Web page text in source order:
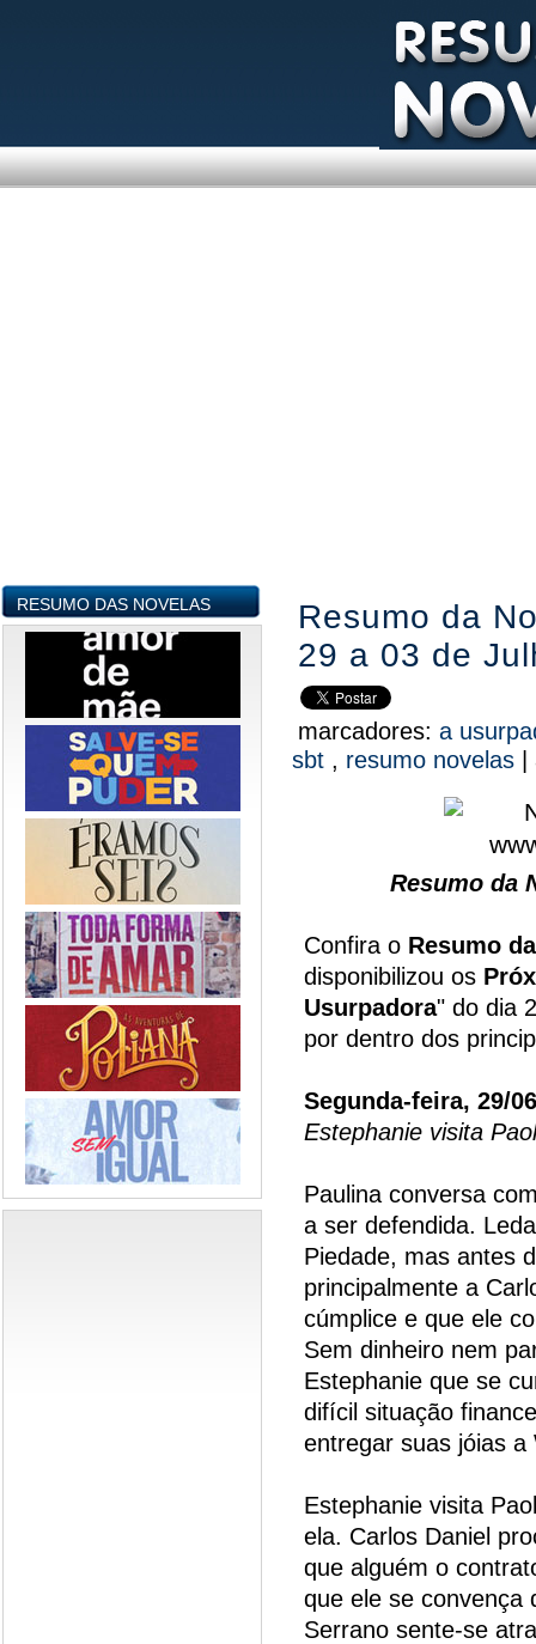
RESUMO DAS NOVELAS
Resumo da
29 a 03 de
marcadores: a
sbt , resumo novelas |
Resumo da
Confira o Resumo
disponibilizou os
Usurpadora" do dia
por dentro dos
Segunda-feira, 29/
Estephanie visita
Paulina conversa
a ser defendida.
Piedade, mas antes
principalmente a
cúmplice e que ele
Sem dinheiro nem
Estephanie que se
difícil situação
entregar suas jóias
Estephanie visita
ela. Carlos Daniel
que alguém o
que ele se convença
Serrano sente-se